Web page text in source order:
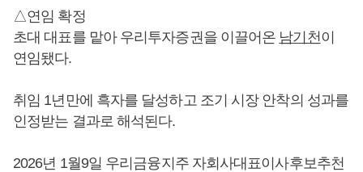
△연임 확정
초대 대표를 맡아 우리투자증권을 이끌어온 남기천이
연임됐다.
취임 1년만에 흑자를 달성하고 조기 시장 안착의 성과를
인정받는 결과로 해석된다.
2026년 1월9일 우리금융지주 자회사대표이사후보추천